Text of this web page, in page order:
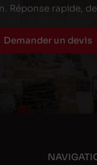
Réponse rapide,
Demander un devis